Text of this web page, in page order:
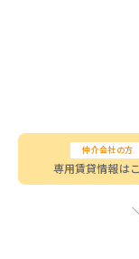
仲介会社の方
専用賃貸情報は